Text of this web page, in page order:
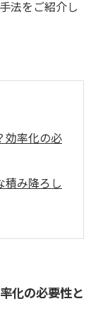
法をご紹介し
効率化の必
積み降ろし
だ教訓
化の必要性と